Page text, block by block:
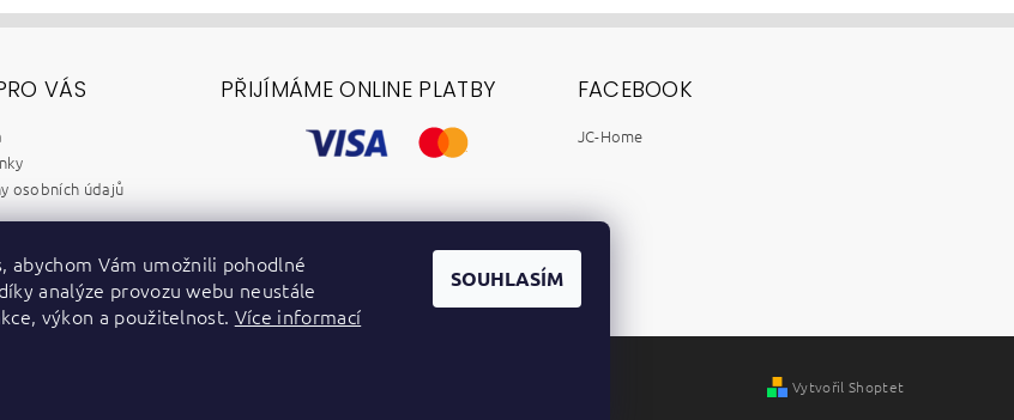
VÁS
osobních údajů
a baterií
PŘIJÍMÁME ONLINE PLATBY FACEBOOK
JC-Home
Vytvořil Shoptet
abychom Vám umožnili pohodlné
analýze provozu webu neustále
výkon a použitelnost. Více informací
SOUHLASÍM